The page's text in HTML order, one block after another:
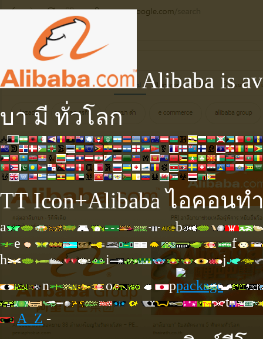
Alibaba is
บา มี ทั่วโลก
TT Icon+Alibaba ไอคอนท
a
b
e
f
h
i
j
n
o
p
t
A_Z -